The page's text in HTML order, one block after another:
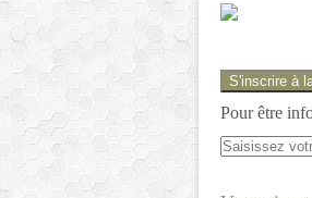
S'inscrire à
Pour être